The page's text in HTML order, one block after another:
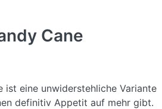
Cane
ist eine unwiderstehliche Variante
definitiv Appetit auf mehr gibt.